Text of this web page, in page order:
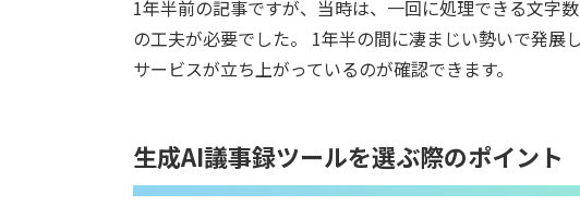
1年半前の記事ですが、当時は、一回に処理できる文字
の工夫が必要でした。 1年半の間に凄まじい勢いで発
サービスが立ち上がっているのが確認できます。
生成AI議事録ツールを選ぶ際のポイント